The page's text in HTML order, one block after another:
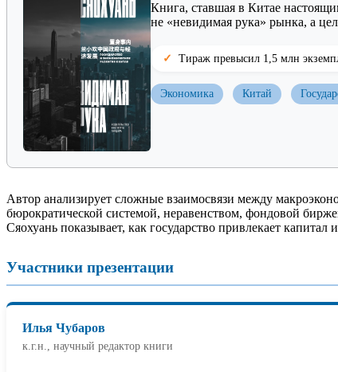
Книга, ставшая в Китае
не «невидимая рука» рынка, а
Тираж превысил 1,5 млн
Экономика Китай
Автор анализирует сложные взаимосвязи между
бюрократической системой, неравенством, фондовой
Сяохуань показывает, как государство привлекает
Участники презентации
Илья Чубаров
к.г.н., научный редактор книги